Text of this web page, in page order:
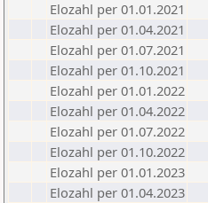
Elozahl per 01.01.2021
Elozahl per 01.04.2021
Elozahl per 01.07.2021
Elozahl per 01.10.2021
Elozahl per 01.01.2022
Elozahl per 01.04.2022
Elozahl per 01.07.2022
Elozahl per 01.10.2022
Elozahl per 01.01.2023
Elozahl per 01.04.2023